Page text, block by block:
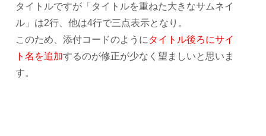
タイトルですが「タイトルを重ねた大きなサムネイ
ル」は2行、他は4行で三点表示となり。
このため、添付コードのように タイトル後ろにサイ
ト名を追加するのが修正が少なく望ましいと思いま
す。